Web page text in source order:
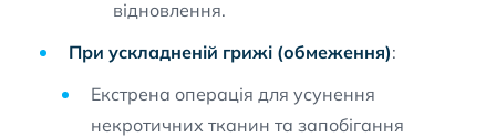
відновлення.
При ускладненій грижі (обмеження):
Екстрена операція для усунення
некротичних тканин та запобігання